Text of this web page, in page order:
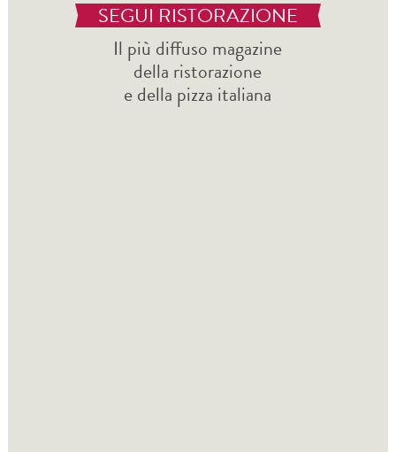
SEGUI RISTORAZIONE
Il più diffuso magazine
della ristorazione
e della pizza italiana